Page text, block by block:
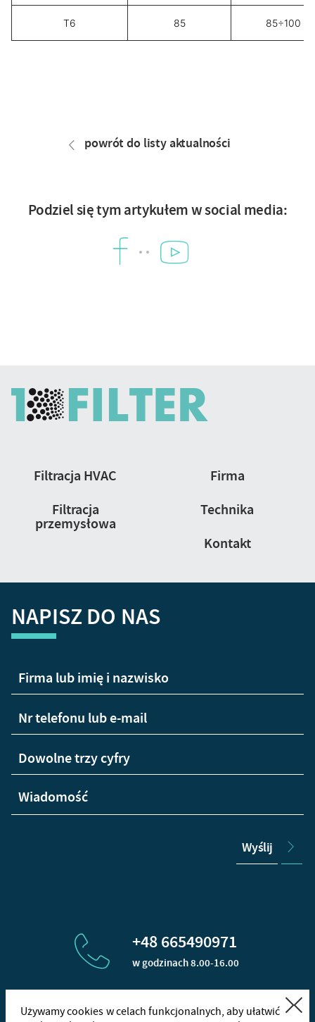
T6 85 85÷100
powrót do listy aktualności
Podziel się tym artykułem w social media:
Facebook
Filtracja HVAC
Filtracja
przemysłowa
Firma
Technika
Kontakt
+48 665490971
w godzinach 8.00-16.00
NAPISZ DO NAS
Wyślij
Używamy cookies w celach funkcjonalnych, aby ułatwić